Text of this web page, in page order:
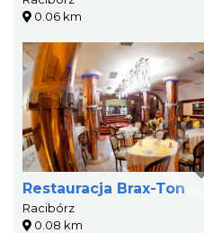
0.06 km
Restauracja Brax-Ton
Racibórz
0.08 km